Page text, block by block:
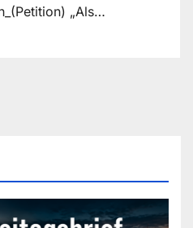
„Als…